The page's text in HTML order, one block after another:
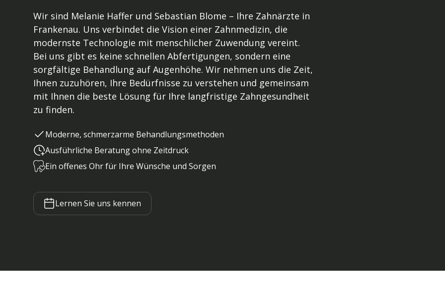
Wir sind Melanie Haffer und Sebastian Blome – Ihre Zahnärzte in
Frankenau. Uns verbindet die Vision einer Zahnmedizin, die
modernste Technologie mit menschlicher Zuwendung vereint.
Bei uns gibt es keine schnellen Abfertigungen, sondern eine
sorgfältige Behandlung auf Augenhöhe. Wir nehmen uns die Zeit,
Ihnen zuzuhören, Ihre Bedürfnisse zu verstehen und gemeinsam
mit Ihnen die beste Lösung für Ihre langfristige Zahngesundheit
zu finden.
Moderne, schmerzarme Behandlungsmethoden
Ausführliche Beratung ohne Zeitdruck
Ein offenes Ohr für Ihre Wünsche und Sorgen
Lernen Sie uns kennen